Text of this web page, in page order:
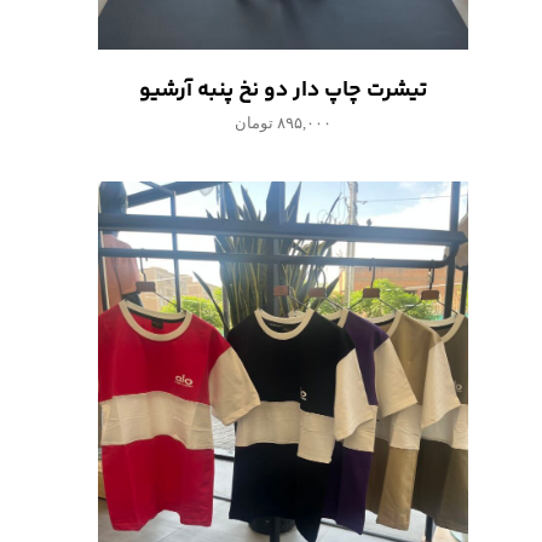
تیشرت چاپ دار دو نخ پنبه آرشیو
۸۹۵,۰۰۰ تومان